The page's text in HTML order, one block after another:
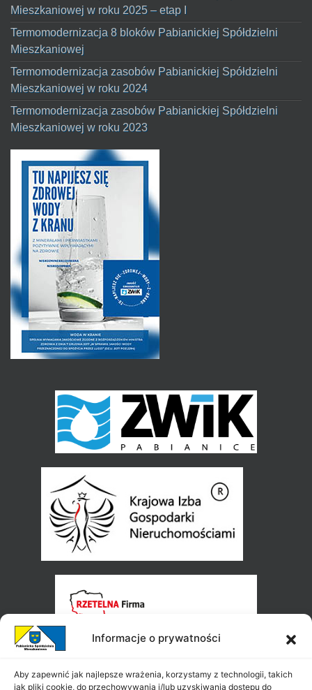
Informacje o prywatności
Aby zapewnić jak najlepsze wrażenia, korzystamy z technologii, takich
jak pliki cookie, do przechowywania i/lub uzyskiwania dostępu do
Mieszkaniowej w roku 2025 – etap I
Termomodernizacja 8 bloków Pabianickiej Spółdzielni
Mieszkaniowej
Termomodernizacja zasobów Pabianickiej Spółdzielni
Mieszkaniowej w roku 2024
Termomodernizacja zasobów Pabianickiej Spółdzielni
Mieszkaniowej w roku 2023